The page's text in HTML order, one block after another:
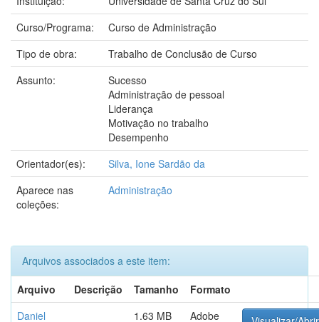
Curso/Programa:
Curso de Administração
Tipo de obra:
Trabalho de Conclusão de Curso
Assunto:
Sucesso
Administração de pessoal
Liderança
Motivação no trabalho
Desempenho
Orientador(es):
Silva, Ione Sardão da
Aparece nas
coleções:
Administração
Arquivos associados a este item:
Arquivo
Descrição Tamanho
Formato
Daniel
1.63 MB
Adobe